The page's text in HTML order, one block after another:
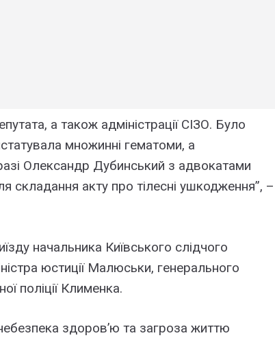
а також адміністрації СІЗО. Було
множинні гематоми, а
Олександр Дубинський з адвокатами
складання акту про тілесні ушкодження”, –
начальника Київського слідчого
юстиції Малюськи, генерального
поліції Клименка.
здоров’ю та загроза життю